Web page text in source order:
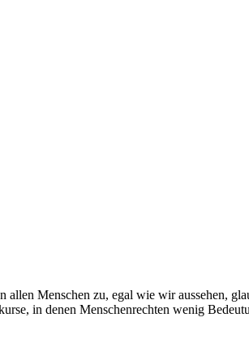
allen Menschen zu, egal wie wir aussehen,
in denen Menschenrechten wenig